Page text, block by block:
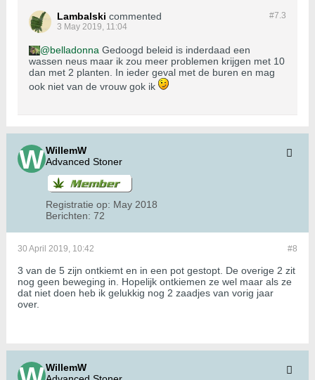
#7.3
Lambalski commented
3 May 2019, 11:04
belladonna Gedoogd beleid is inderdaad een
wassen neus maar ik zou meer problemen krijgen met 10
dan met 2 planten. In ieder geval met de buren en mag
ook niet van de vrouw gok ik
WillemW
Advanced Stoner
Registratie op: May 2018
Berichten: 72
#8
30 April 2019, 10:42
3 van de 5 zijn ontkiemt en in een pot gestopt. De overige 2 zit
nog geen beweging in. Hopelijk ontkiemen ze wel maar als ze
dat niet doen heb ik gelukkig nog 2 zaadjes van vorig jaar
over.
WillemW